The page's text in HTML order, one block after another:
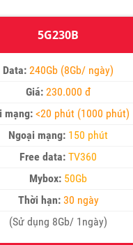
5G230B
Data: 240Gb (8Gb/ ngày)
Giá:230.000 đ
mạng: <20 phút (1000 phút)
Ngoại mạng: 150 phút
Free data: TV360
Mybox: 50Gb
Thời hạn:30 ngày
(Sử dụng 8Gb/ 1ngày)